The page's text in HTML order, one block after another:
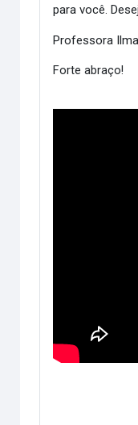
para você.
Professora
Forte abraço!